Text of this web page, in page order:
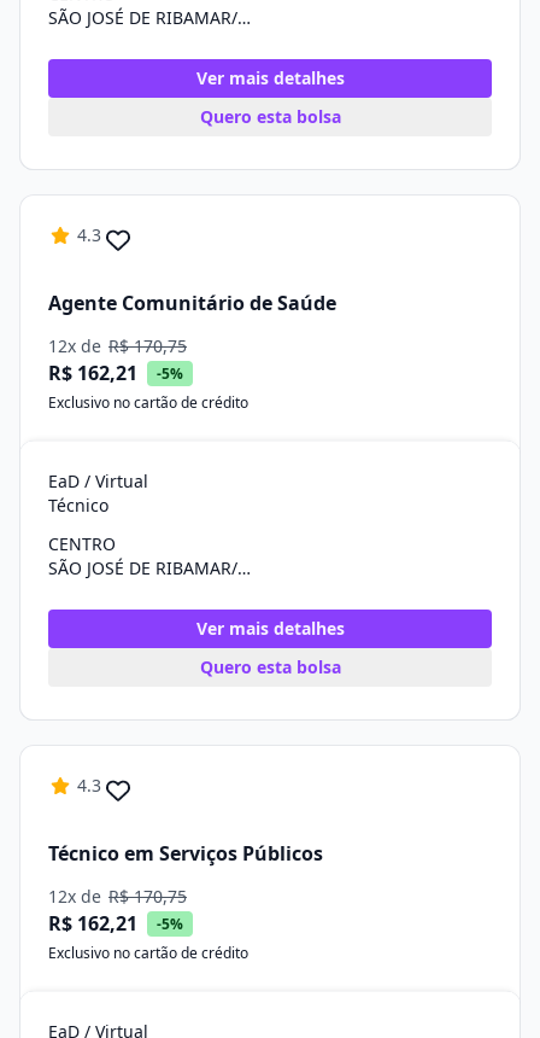
SÃO JOSÉ DE RIBAMAR/MA
Ver mais detalhes
Quero esta bolsa
4.3
Agente Comunitário de Saúde
12x de R$ 170,75
R$ 162,21
-5%
Exclusivo no cartão de crédito
EaD / Virtual
Técnico
CENTRO
SÃO JOSÉ DE RIBAMAR/MA
Ver mais detalhes
Quero esta bolsa
4.3
Técnico em Serviços Públicos
12x de R$ 170,75
R$ 162,21
-5%
Exclusivo no cartão de crédito
EaD / Virtual